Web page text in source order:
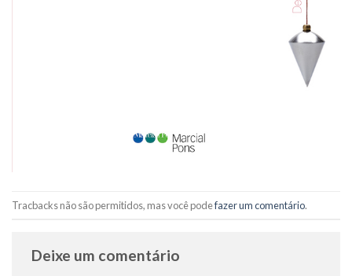
Tracbacks não são permitidos, mas você podefazer um comentário.
Deixe um comentário